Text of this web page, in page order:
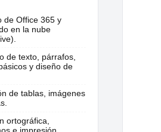
de Office 365 y
en la nube
de texto, párrafos,
y diseño de
de tablas, imágenes
ortográfica,